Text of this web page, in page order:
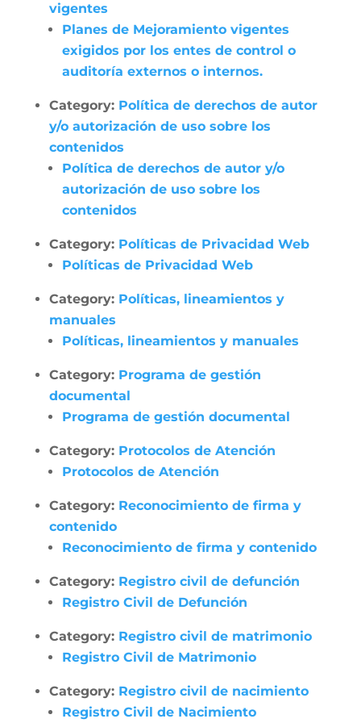
vigentes
Planes de Mejoramiento vigentes
exigidos por los entes de control o
auditoría externos o internos.
Category: Política de derechos de autor
y/o autorización de uso sobre los
contenidos
Política de derechos de autor y/o
autorización de uso sobre los
contenidos
Category: Políticas de Privacidad Web
Políticas de Privacidad Web
Category: Políticas, lineamientos y
manuales
Políticas, lineamientos y manuales
Category: Programa de gestión
documental
Programa de gestión documental
Category: Protocolos de Atención
Protocolos de Atención
Category: Reconocimiento de firma y
contenido
Reconocimiento de firma y contenido
Category: Registro civil de defunción
Registro Civil de Defunción
Category: Registro civil de matrimonio
Registro Civil de Matrimonio
Category: Registro civil de nacimiento
Registro Civil de Nacimiento